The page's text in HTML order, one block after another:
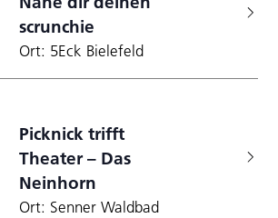
scrunchie
Ort: 5Eck Bielefeld
Picknick trifft
Theater – Das
Neinhorn
Ort: Senner Waldbad